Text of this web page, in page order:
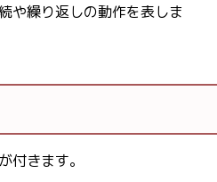
や繰り返しの動作を表しま
付きます。